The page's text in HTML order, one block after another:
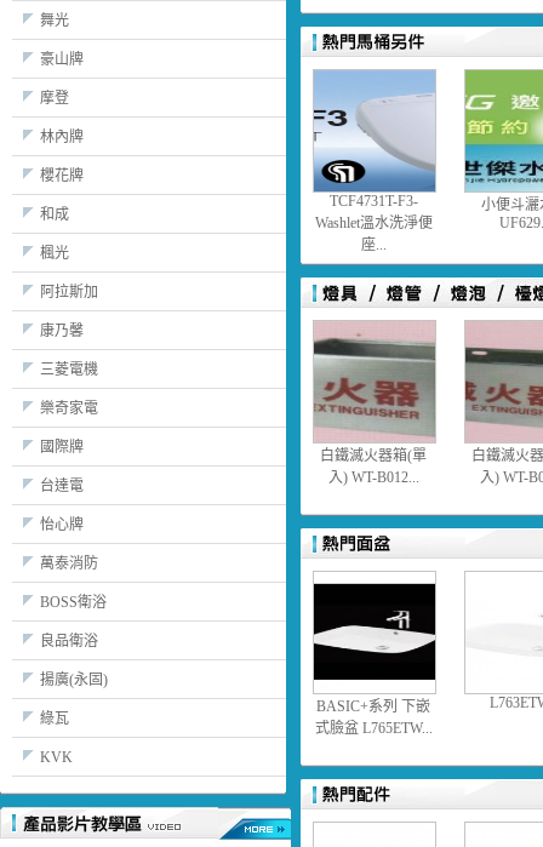
舞光
豪山牌
摩登
林內牌
櫻花牌
和成
楓光
阿拉斯加
康乃馨
三菱電機
樂奇家電
國際牌
台達電
怡心牌
萬泰消防
BOSS衛浴
良品衛浴
揚廣(永固)
綠瓦
KVK
TCF4731T-F3-
Washlet溫水洗淨便
座...
小便斗灑
白鐵滅火器箱(單
入) WT-B012...
白鐵滅火
入) WT-
BASIC+系列 下嵌
式臉盆 L765ETW...